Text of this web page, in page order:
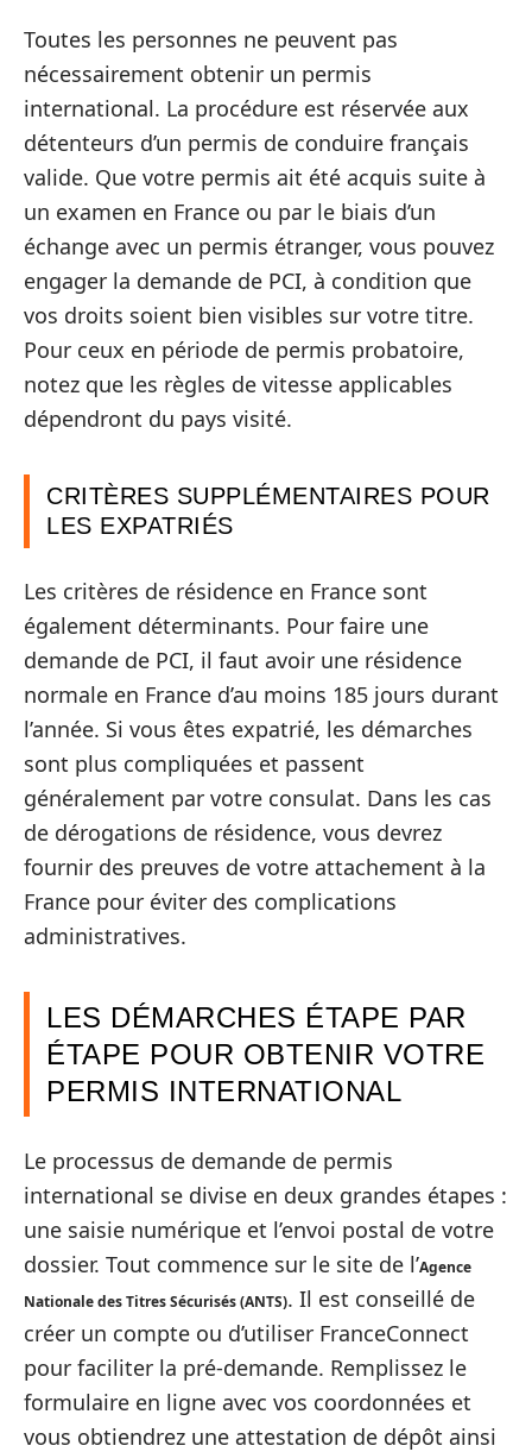
Toutes les personnes ne peuvent pas
nécessairement obtenir un permis
international. La procédure est réservée aux
détenteurs d’un permis de conduire français
valide. Que votre permis ait été acquis suite à
un examen en France ou par le biais d’un
échange avec un permis étranger, vous pouvez
engager la demande de PCI, à condition que
vos droits soient bien visibles sur votre titre.
Pour ceux en période de permis probatoire,
notez que les règles de vitesse applicables
dépendront du pays visité.
CRITÈRES SUPPLÉMENTAIRES POUR
LES EXPATRIÉS
Les critères de résidence en France sont
également déterminants. Pour faire une
demande de PCI, il faut avoir une résidence
normale en France d’au moins 185 jours durant
l’année. Si vous êtes expatrié, les démarches
sont plus compliquées et passent
généralement par votre consulat. Dans les cas
de dérogations de résidence, vous devrez
fournir des preuves de votre attachement à la
France pour éviter des complications
administratives.
LES DÉMARCHES ÉTAPE PAR
ÉTAPE POUR OBTENIR VOTRE
PERMIS INTERNATIONAL
Le processus de demande de permis
international se divise en deux grandes étapes :
une saisie numérique et l’envoi postal de votre
dossier. Tout commence sur le site de l’Agence
Nationale des Titres Sécurisés (ANTS). Il est conseillé de
créer un compte ou d’utiliser FranceConnect
pour faciliter la pré-demande. Remplissez le
formulaire en ligne avec vos coordonnées et
vous obtiendrez une attestation de dépôt ainsi